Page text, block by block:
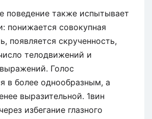
поведение также испытывает
понижается совокупная
появляется скрученность,
телодвижений и
Голос
в более однообразным, а
выразительной. 1вин
избегание глазного